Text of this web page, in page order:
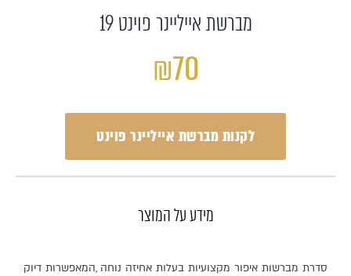
מברשת אייליינר פוינט 19
₪70
לקנות מברשת אייליינר פוינט
מידע על המוצר
סדרת מברשות איפור מקצועיות בעלות אחיזה נוחה ,המאפשרות דיוק